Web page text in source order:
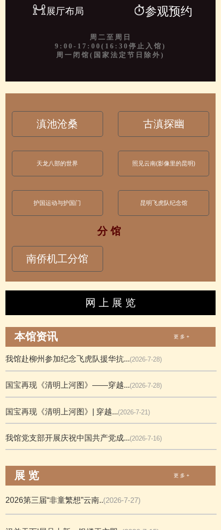
展厅布局 参观预约
周二至周日
9:00-17:00(16:30停止入馆)
周一闭馆(国家法定节日除外)
滇池沧桑 古滇探幽
天龙八部的世界 照见云南(影像里的昆明)
护国运动与护国门 昆明飞虎队纪念馆
分 馆
南侨机工分馆
网 上 展 览
本馆资讯 更 多 +
我馆赴柳州参加纪念飞虎队援华抗...(2026-7-28)
国宝再现《清明上河图》——穿越...(2026-7-28)
国宝再现《清明上河图》| 穿越...(2026-7-21)
我馆党支部开展庆祝中国共产党成...(2026-7-16)
展 览 更 多 +
2026第三届“非童繁想”云南..(2026-7-27)